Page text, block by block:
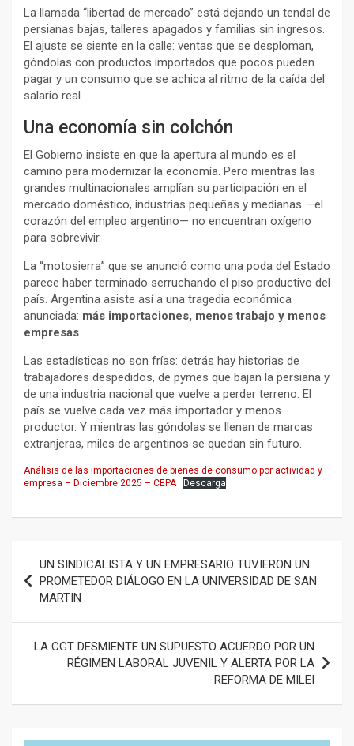
La llamada “libertad de mercado” está dejando un tendal de
persianas bajas, talleres apagados y familias sin ingresos.
El ajuste se siente en la calle: ventas que se desploman,
góndolas con productos importados que pocos pueden
pagar y un consumo que se achica al ritmo de la caída del
salario real.
Una economía sin colchón
El Gobierno insiste en que la apertura al mundo es el
camino para modernizar la economía. Pero mientras las
grandes multinacionales amplían su participación en el
mercado doméstico, industrias pequeñas y medianas —el
corazón del empleo argentino— no encuentran oxígeno
para sobrevivir.
La “motosierra” que se anunció como una poda del Estado
parece haber terminado serruchando el piso productivo del
país. Argentina asiste así a una tragedia económica
anunciada: más importaciones, menos trabajo y menos
empresas.
Las estadísticas no son frías: detrás hay historias de
trabajadores despedidos, de pymes que bajan la persiana y
de una industria nacional que vuelve a perder terreno. El
país se vuelve cada vez más importador y menos
productor. Y mientras las góndolas se llenan de marcas
extranjeras, miles de argentinos se quedan sin futuro.
Análisis de las importaciones de bienes de consumo por actividad y
empresa – Diciembre 2025 – CEPA
Descarga
de
entradas
UN SINDICALISTA Y UN EMPRESARIO TUVIERON UN
PROMETEDOR DIÁLOGO EN LA UNIVERSIDAD DE SAN
MARTIN
LA CGT DESMIENTE UN SUPUESTO ACUERDO POR UN
RÉGIMEN LABORAL JUVENIL Y ALERTA POR LA
REFORMA DE MILEI